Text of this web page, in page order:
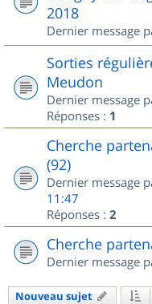
2018
Dernier message
Sorties
Meudon
Dernier message
Réponses : 1
Cherche
(92)
Dernier message
11:47
Réponses : 2
Cherche
Dernier message
Nouveau sujet